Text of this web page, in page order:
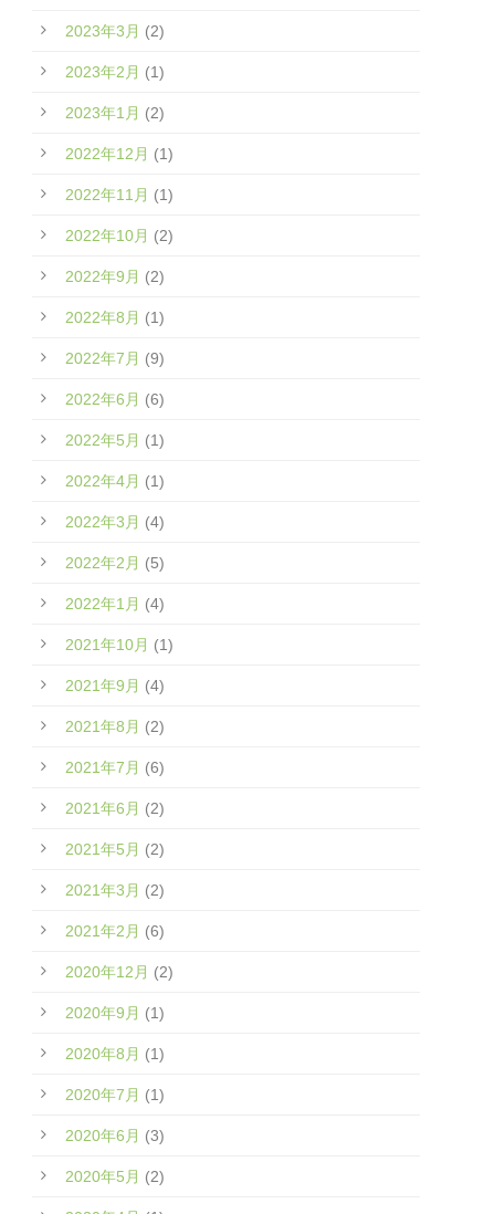
2023年3月 (2)
2023年2月 (1)
2023年1月 (2)
2022年12月 (1)
2022年11月 (1)
2022年10月 (2)
2022年9月 (2)
2022年8月 (1)
2022年7月 (9)
2022年6月 (6)
2022年5月 (1)
2022年4月 (1)
2022年3月 (4)
2022年2月 (5)
2022年1月 (4)
2021年10月 (1)
2021年9月 (4)
2021年8月 (2)
2021年7月 (6)
2021年6月 (2)
2021年5月 (2)
2021年3月 (2)
2021年2月 (6)
2020年12月 (2)
2020年9月 (1)
2020年8月 (1)
2020年7月 (1)
2020年6月 (3)
2020年5月 (2)